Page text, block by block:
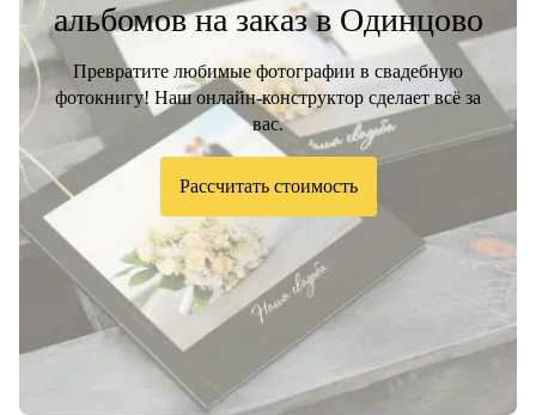
альбомов на заказ в Одинцово
Превратите любимые фотографии в свадебную
фотокнигу! Наш онлайн-конструктор сделает всё за
вас.
Рассчитать стоимость